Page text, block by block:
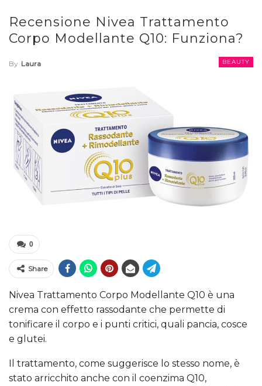
Recensione Nivea Trattamento
Corpo Modellante Q10: Funziona?
BEAUTY
By Laura
0
Share
Nivea Trattamento Corpo Modellante Q10 è una
crema con effetto rassodante che permette di
tonificare il corpo e i punti critici, quali pancia, cosce
e glutei.
Il trattamento, come suggerisce lo stesso nome, è
stato arricchito anche con il coenzima Q10,